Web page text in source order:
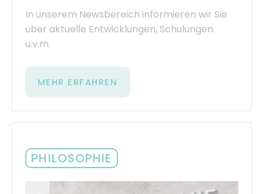
In unserem Newsbereich informieren wir Sie
über aktuelle Entwicklungen, Schulungen
u.v.m.
MEHR ERFAHREN
PHILOSOPHIE